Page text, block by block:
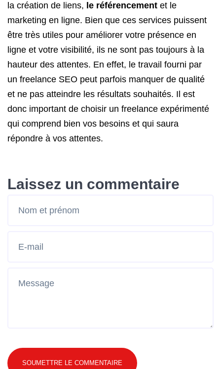
la création de liens, le référencement et le
marketing en ligne. Bien que ces services puissent
être très utiles pour améliorer votre présence en
ligne et votre visibilité, ils ne sont pas toujours à la
hauteur des attentes. En effet, le travail fourni par
un freelance SEO peut parfois manquer de qualité
et ne pas atteindre les résultats souhaités. Il est
donc important de choisir un freelance expérimenté
qui comprend bien vos besoins et qui saura
répondre à vos attentes.
Laissez un commentaire
SOUMETTRE LE COMMENTAIRE